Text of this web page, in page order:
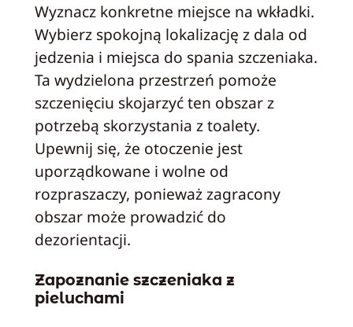
Wyznacz konkretne miejsce na wkładki.
Wybierz spokojną lokalizację z dala od
jedzenia i miejsca do spania szczeniaka.
Ta wydzielona przestrzeń pomoże
szczenięciu skojarzyć ten obszar z
potrzebą skorzystania z toalety.
Upewnij się, że otoczenie jest
uporządkowane i wolne od
rozpraszaczy, ponieważ zagracony
obszar może prowadzić do
dezorientacji.
Zapoznanie szczeniaka z
pieluchami